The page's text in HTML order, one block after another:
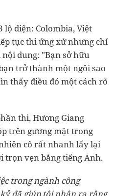
lộ diện: Colombia, Việt
tục thi ứng xử nhưng chỉ
dung: "Bạn sở hữu
trở thành một ngôi sao
thấy điều đó một cách rõ
thi, Hương Giang
trên gương mặt trong
cô rất nhanh lấy lại
trọn vẹn bằng tiếng Anh.
trong ngành công